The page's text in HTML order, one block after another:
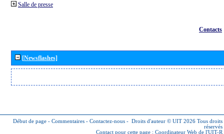
Salle de presse
Contacts
[Newsflashes]
Début de page - Commentaires - Contactez-nous - Droits d'auteur © UIT 2026 Tous droits
réservés
Contact pour cette page : Coordinateur Web de l'UIT-R